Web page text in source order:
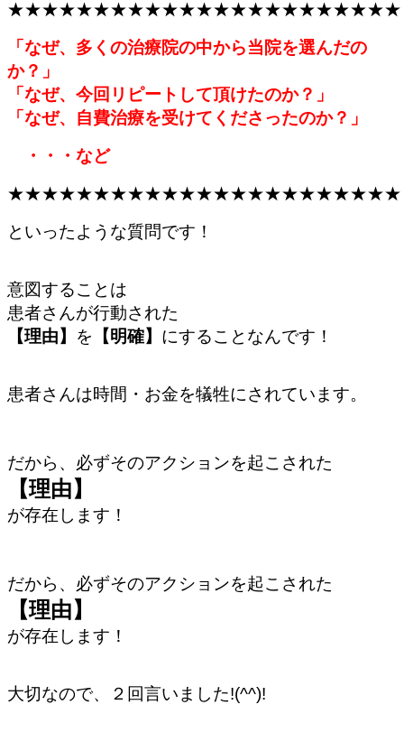
★★★★★★★★★★★★★★★★★★★★★★★
「なぜ、多くの治療院の中から当院を選んだの
か？」
「なぜ、今回リピートして頂けたのか？」
「なぜ、自費治療を受けてくださったのか？」
・・・など
★★★★★★★★★★★★★★★★★★★★★★★
といったような質問です！
意図することは
患者さんが行動された
【理由】 を 【明確】 にすることなんです！
患者さんは時間・お金を犠牲にされています。
だから、必ずそのアクションを起こされた
【理由】
が存在します！
だから、必ずそのアクションを起こされた
【理由】
が存在します！
大切なので、２回言いました!(^^)!